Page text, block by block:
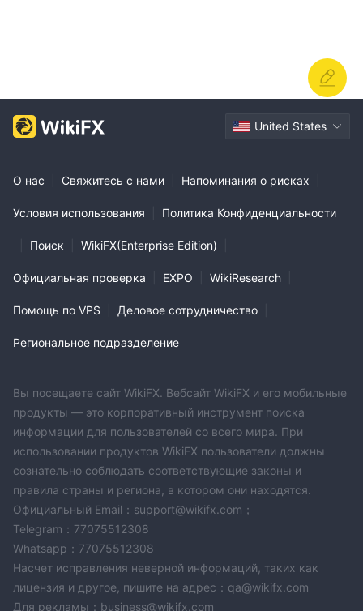
United States
О нас Свяжитесь с нами Напоминания о рисках
Условия использования Политика Конфиденциальности
Поиск WikiFX(Enterprise Edition)
Официальная проверка EXPO WikiResearch
Помощь по VPS Деловое сотрудничество
Региональное подразделение
Вы посещаете сайт WikiFX. Вебсайт WikiFX и его мобильные
продукты — это корпоративный инструмент поиска
информации для пользователей со всего мира. При
использовании продуктов WikiFX пользователи должны
сознательно соблюдать соответствующие законы и
правила страны и региона, в котором они находятся.
Официальный Email：support@wikifx.com；
Telegram：77075512308
Whatsapp：77075512308
Насчет исправления неверной информаций, таких как
лицензия и другое, пишите на адрес：qa@wikifx.com
Для рекламы：business@wikifx.com